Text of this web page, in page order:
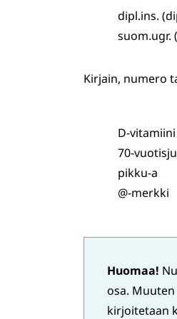
dipl.ins.
suom.ugr.
Kirjain, numero
D-vitamiini
70-
pikku-a
@-merkki
Huomaa!
osa.
kirjoitetaan